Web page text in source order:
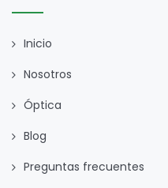
Inicio
Nosotros
Óptica
Blog
Preguntas frecuentes